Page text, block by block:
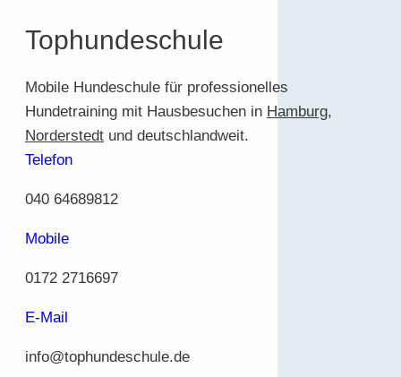
Tophundeschule
Mobile Hundeschule für professionelles
Hundetraining mit Hausbesuchen in Hamburg,
Norderstedt und deutschlandweit.
Telefon
040 64689812
Mobile
0172 2716697
E-Mail
info@tophundeschule.de